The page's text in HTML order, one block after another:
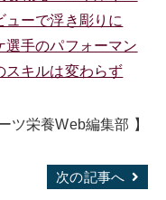
ーで浮き彫りに
選手のパフォーマン
スキルは変わらず
ツ栄養Web編集部 】
次の記事へ